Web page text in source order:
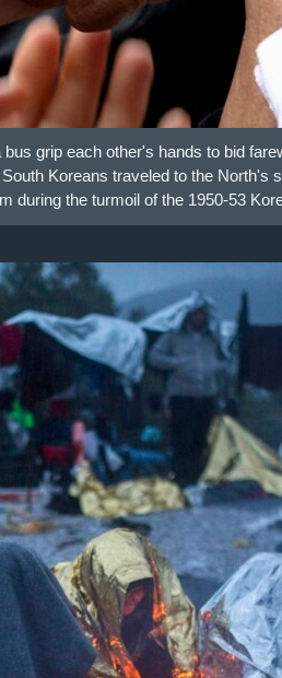
grip each other's hands to bid
Koreans traveled to the
during the turmoil of the 1950-53